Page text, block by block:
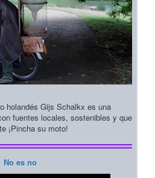
holandés Gijs Schalkx es una
fuentes locales, sostenibles y que
¡Pincha su moto!
No es no